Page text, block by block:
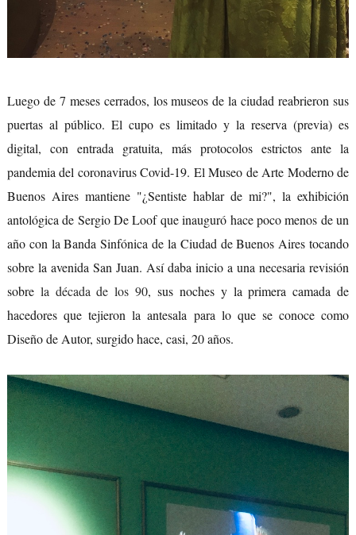
Luego de 7 meses cerrados, los museos de la ciudad reabrieron sus
puertas al público. El cupo es limitado y la reserva (previa) es
digital, con entrada gratuita, más protocolos estrictos ante la
pandemia del coronavirus Covid-19. El Museo de Arte Moderno de
Buenos Aires mantiene "¿Sentiste hablar de mi?", la exhibición
antológica de Sergio De Loof que inauguró hace poco menos de un
año con la Banda Sinfónica de la Ciudad de Buenos Aires tocando
sobre la avenida San Juan. Así daba inicio a una necesaria revisión
sobre la década de los 90, sus noches y la primera camada de
hacedores que tejieron la antesala para lo que se conoce como
Diseño de Autor, surgido hace, casi, 20 años.